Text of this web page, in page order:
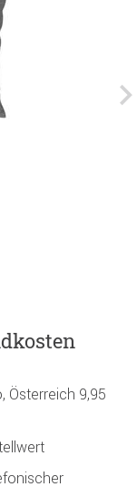
Österreich 9,95